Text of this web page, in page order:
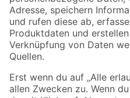
Zahlungsarten
Sicher einkaufen